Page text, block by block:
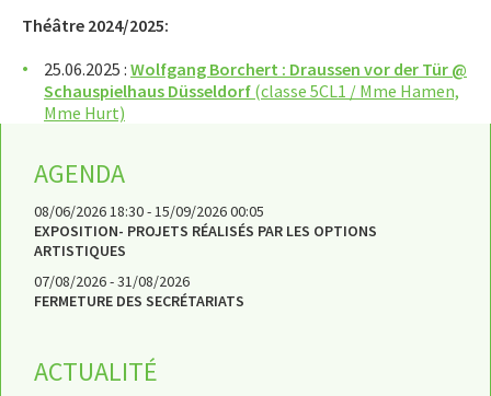
Théâtre 2024/2025:
25.06.2025 : Wolfgang Borchert : Draussen vor der Tür @
Schauspielhaus Düsseldorf (classe 5CL1 / Mme Hamen,
Mme Hurt)
AGENDA
08/06/2026 18:30 - 15/09/2026 00:05
EXPOSITION- PROJETS RÉALISÉS PAR LES OPTIONS
ARTISTIQUES
07/08/2026 - 31/08/2026
FERMETURE DES SECRÉTARIATS
ACTUALITÉ